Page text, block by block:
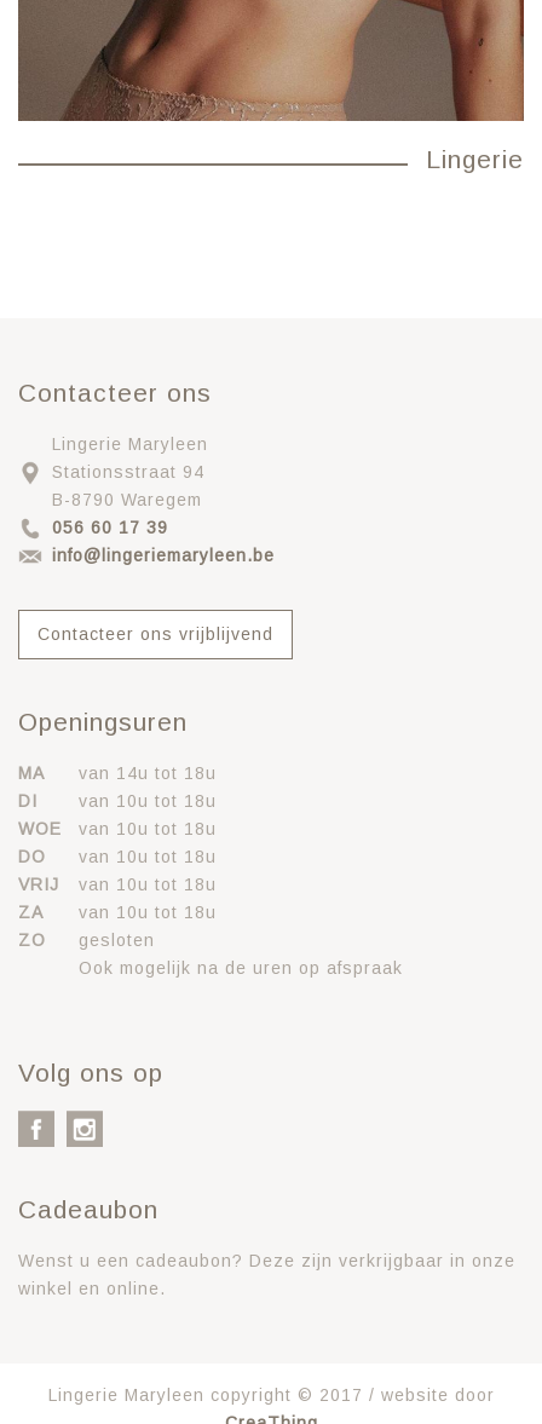
Lingerie
Contacteer ons
Lingerie Maryleen
Stationsstraat 94
B-8790 Waregem
056 60 17 39
info@lingeriemaryleen.be
Contacteer ons vrijblijvend
Openingsuren
MA
van 14u tot 18u
DI
van 10u tot 18u
WOE
van 10u tot 18u
DO
van 10u tot 18u
VRIJ
van 10u tot 18u
ZA
van 10u tot 18u
ZO
gesloten
Ook mogelijk na de uren op afspraak
Volg ons op
Cadeaubon
Wenst u een cadeaubon? Deze zijn verkrijgbaar in onze
winkel en online.
Lingerie Maryleen copyright © 2017 / website door